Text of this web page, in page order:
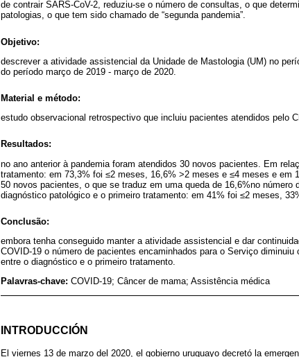
de contrair SARS-CoV-2, reduziu-se o número de consultas, o que
patologias, o que tem sido chamado de “segunda pandemia”.
Objetivo:
descrever a atividade assistencial da Unidade de Mastologia (UM) no
do período março de 2019 - março de 2020.
Material e método:
estudo observacional retrospectivo que incluiu pacientes atendidos pelo
Resultados:
no ano anterior à pandemia foram atendidos 30 novos pacientes. Em
tratamento: em 73,3% foi ≤2 meses, 16,6% >2 meses e ≤4 meses e em
50 novos pacientes, o que se traduz em uma queda de 16,6%no
diagnóstico patológico e o primeiro tratamento: em 41% foi ≤2 meses,
Conclusão:
embora tenha conseguido manter a atividade assistencial e dar
COVID-19 o número de pacientes encaminhados para o Serviço
entre o diagnóstico e o primeiro tratamento.
Palavras-chave: COVID-19; Câncer de mama; Assistência médica
INTRODUCCIÓN
El viernes 13 de marzo del 2020, el gobierno uruguayo decretó la